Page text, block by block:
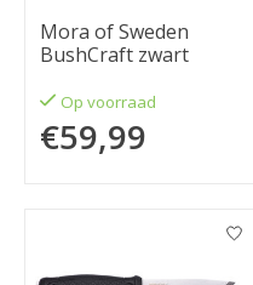
Mora of Sweden
BushCraft zwart
Op voorraad
€59,99